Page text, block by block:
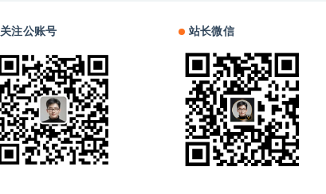
关注公账号 站长微信